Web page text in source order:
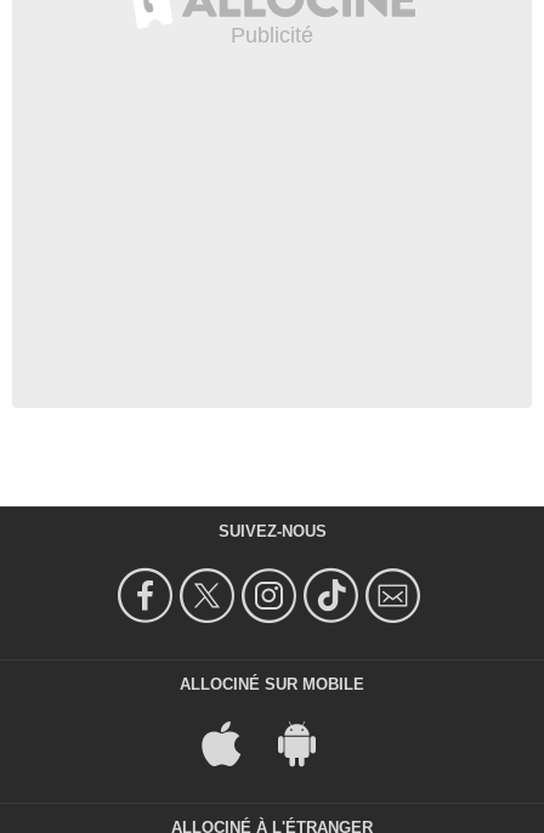
SUIVEZ-NOUS
ALLOCINÉ SUR MOBILE
ALLOCINÉ À L'ÉTRANGER